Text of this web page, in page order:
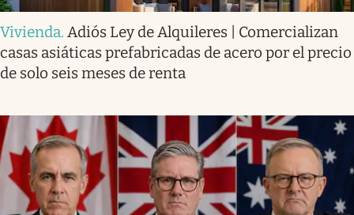
Vivienda. Adiós Ley de Alquileres | Comercializan
casas asiáticas prefabricadas de acero por el precio
de solo seis meses de renta